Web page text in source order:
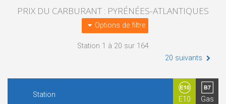
PRIX DU CARBURANT : PYRÉNÉES-ATLANTIQUES
Options de filtre
Station 1 à 20 sur 164
20 suivants
Station
E10 Gas